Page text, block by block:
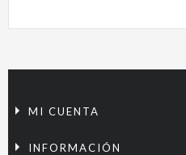
MI CUENTA
INFORMACIÓN